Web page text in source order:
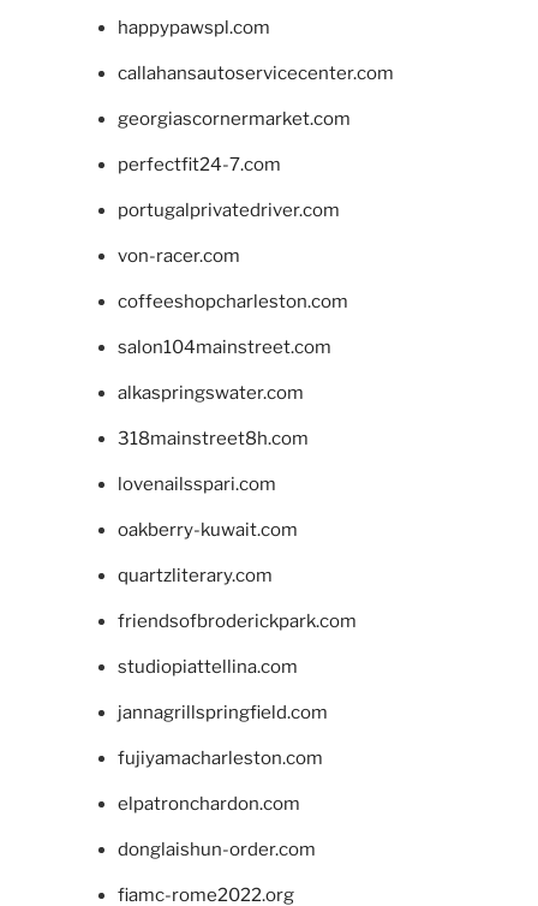
happypawspl.com
callahansautoservicecenter.com
georgiascornermarket.com
perfectfit24-7.com
portugalprivatedriver.com
von-racer.com
coffeeshopcharleston.com
salon104mainstreet.com
alkaspringswater.com
318mainstreet8h.com
lovenailsspari.com
oakberry-kuwait.com
quartzliterary.com
friendsofbroderickpark.com
studiopiattellina.com
jannagrillspringfield.com
fujiyamacharleston.com
elpatronchardon.com
donglaishun-order.com
fiamc-rome2022.org